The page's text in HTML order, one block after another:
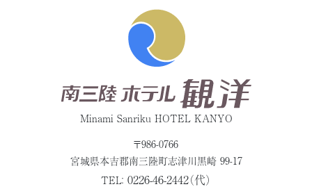
Minami Sanriku HOTEL KANYO
〒986-0766
宮城県本吉郡南三陸町志津川黒崎 99-17
TEL： 0226-46-2442（代）